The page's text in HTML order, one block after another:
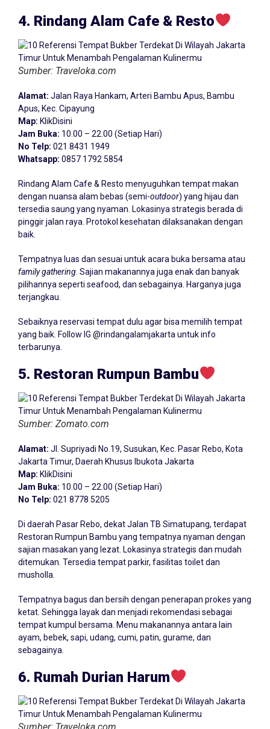
4. Rindang Alam Cafe & Resto
Sumber: Traveloka.com
Alamat: Jalan Raya Hankam, Arteri Bambu Apus, Bambu
Apus, Kec. Cipayung
Map: KlikDisini
Jam Buka: 10.00 – 22.00 (Setiap Hari)
No Telp: 021 8431 1949
Whatsapp: 0857 1792 5854
Rindang Alam Cafe & Resto menyuguhkan tempat makan
dengan nuansa alam bebas (semi-outdoor) yang hijau dan
tersedia saung yang nyaman. Lokasinya strategis berada di
pinggir jalan raya. Protokol kesehatan dilaksanakan dengan
baik.
Tempatnya luas dan sesuai untuk acara buka bersama atau
family gathering . Sajian makanannya juga enak dan banyak
pilihannya seperti seafood, dan sebagainya. Harganya juga
terjangkau.
Sebaiknya reservasi tempat dulu agar bisa memilih tempat
yang baik. Follow IG @rindangalamjakarta untuk info
terbarunya.
5. Restoran Rumpun Bambu
Sumber: Zomato.com
Alamat: Jl. Supriyadi No.19, Susukan, Kec. Pasar Rebo, Kota
Jakarta Timur, Daerah Khusus Ibukota Jakarta
Map: KlikDisini
Jam Buka: 10.00 – 22.00 (Setiap Hari)
No Telp: 021 8778 5205
Di daerah Pasar Rebo, dekat Jalan TB Simatupang, terdapat
Restoran Rumpun Bambu yang tempatnya nyaman dengan
sajian masakan yang lezat. Lokasinya strategis dan mudah
ditemukan. Tersedia tempat parkir, fasilitas toilet dan
musholla.
Tempatnya bagus dan bersih dengan penerapan prokes yang
ketat. Sehingga layak dan menjadi rekomendasi sebagai
tempat kumpul bersama. Menu makanannya antara lain
ayam, bebek, sapi, udang, cumi, patin, gurame, dan
sebagainya.
6. Rumah Durian Harum